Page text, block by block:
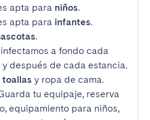
apta para niños.
apta para infantes.
.
a fondo cada
después de cada estancia.
toallas y ropa de cama.
tu equipaje, reserva
equipamiento para niños,